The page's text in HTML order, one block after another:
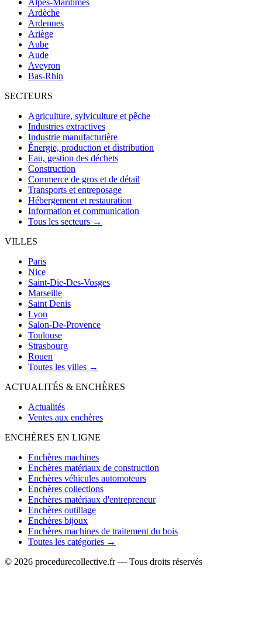
Ardèche
Ardennes
Ariège
Aube
Aude
Aveyron
Bas-Rhin
SECTEURS
Agriculture, sylviculture et pêche
Industries extractives
Industrie manufacturière
Énergie, production et distribution
Eau, gestion des déchets
Construction
Commerce de gros et de détail
Transports et entreposage
Hébergement et restauration
Information et communication
Tous les secteurs →
VILLES
Paris
Nice
Saint-Die-Des-Vosges
Marseille
Saint Denis
Lyon
Salon-De-Provence
Toulouse
Strasbourg
Rouen
Toutes les villes →
ACTUALITÉS & ENCHÈRES
Actualités
Ventes aux enchères
ENCHÈRES EN LIGNE
Enchères machines
Enchères matériaux de construction
Enchères véhicules automoteurs
Enchères collections
Enchères matériaux d'entrepreneur
Enchères outillage
Enchères bijoux
Enchères machines de traitement du bois
Toutes les catégories →
© 2026 procedurecollective.fr — Tous droits réservés